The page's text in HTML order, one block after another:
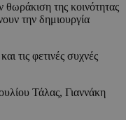
θωράκιση της κοινότητας
την δημιουργία
τις φετινές συχνές
Τάλας, Γιαννάκη